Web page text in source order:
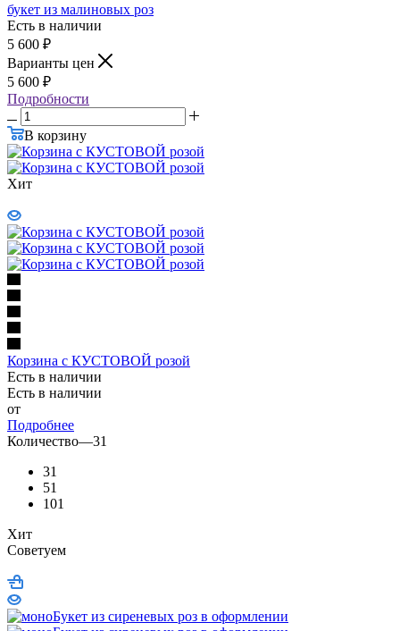
букет из малиновых роз
Есть в наличии
5 600 ₽
Варианты цен
5 600 ₽
Подробности
В корзину
Хит
Корзина с КУСТОВОЙ розой
Есть в наличии
Есть в наличии
от
Подробнее
Количество—31
31
51
101
Хит
Советуем